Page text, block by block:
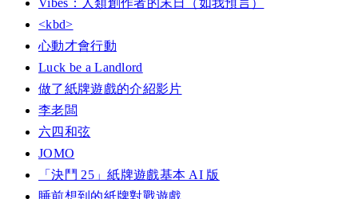
Vibes：人類創作者的末日（如我預言）
<kbd>
心動才會行動
Luck be a Landlord
做了紙牌遊戲的介紹影片
李老闆
六四和弦
JOMO
「決鬥 25」紙牌遊戲基本 AI 版